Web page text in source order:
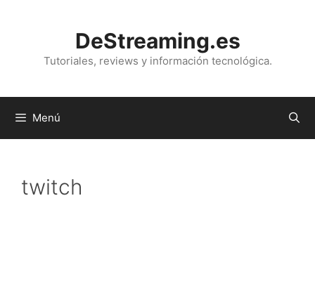
DeStreaming.es
Tutoriales, reviews y información tecnológica.
Menú
twitch